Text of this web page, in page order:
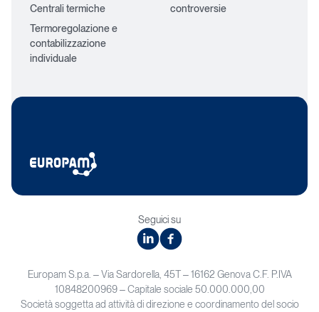
Centrali termiche
Termoregolazione e
contabilizzazione
individuale
controversie
Seguici su
linkedinfacebook
Europam S.p.a. – Via Sardorella, 45T – 16162 Genova C.F. P.IVA
10848200969 – Capitale sociale 50.000.000,00
Società soggetta ad attività di direzione e coordinamento del socio